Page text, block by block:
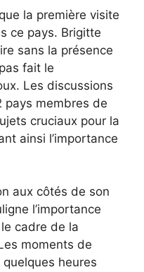
la première visite
ce pays. Brigitte
sans la présence
fait le
Les discussions
pays membres de
cruciaux pour la
ainsi l’importance
aux côtés de son
l’importance
cadre de la
moments de
heures